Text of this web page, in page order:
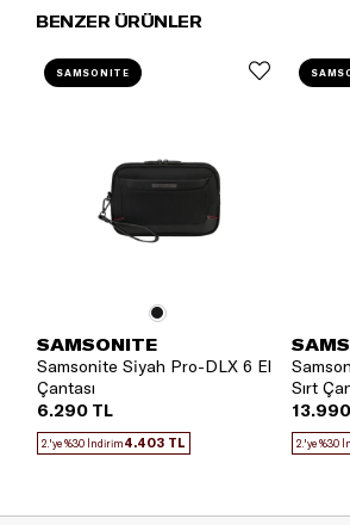
BENZER ÜRÜNLER
SAMSONITE
Samsonite Siyah Pro-DLX 6 El
Çantası
6.290 TL
2.'ye %30 İndirim4.403 TL
SAMSONITE
Sırt
2.'ye %30